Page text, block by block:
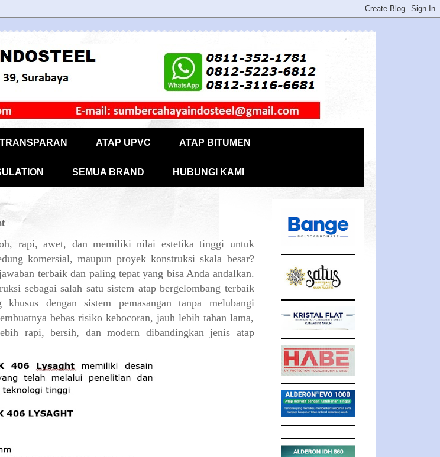
ATAP UPVC ATAP BITUMEN
SEMUA BRAND HUBUNGI KAMI
rapi, awet, dan memiliki nilai estetika tinggi untuk
komersial, maupun proyek konstruksi skala besar?
terbaik dan paling tepat yang bisa Anda andalkan.
sebagai salah satu sistem atap bergelombang terbaik
dengan sistem pemasangan tanpa melubangi
bebas risiko kebocoran, jauh lebih tahan lama,
rapi, bersih, dan modern dibandingkan jenis atap